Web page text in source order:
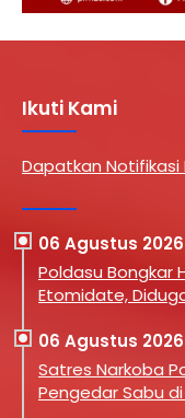
Ikuti Kami
Dapatkan
06 Agustus 2026
Poldasu Bongkar
Etomidate,
06 Agustus 2026
Satres Narkoba
Pengedar Sabu di